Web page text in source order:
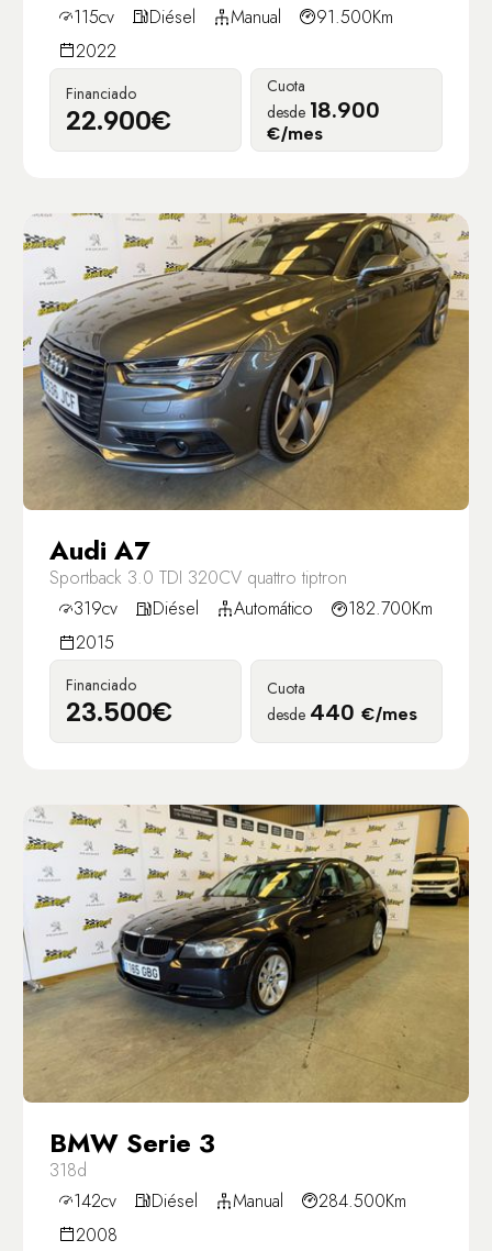
115cv
Diésel Manual
91.500Km
2022
Financiado
22.900€
Cuota
desde 18.900
€/mes
Audi A7
Sportback 3.0 TDI 320CV quattro tiptron
319cv
Diésel Automático
182.700Km
2015
Financiado
23.500€
Cuota
desde 440 €/mes
BMW Serie 3
318d
142cv
Diésel Manual
284.500Km
2008